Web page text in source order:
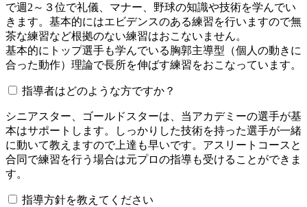
で週2～３位で礼儀、マナー、野球の知識や技術を学んでい
きます。基本的にはエビデンスのある練習を行いますので無
茶な練習など根拠のない練習はおこないません。
基本的にトップ選手も学んでいる胸郭主導型（個人の動きに
合った動作）理論で長所を伸ばす練習をおこなっています。
指導者はどのような方ですか？
シニアスター、ゴールドスターは、当アカデミーの選手が基
本はサポートします。しっかりした技術を持った選手が一緒
に動いて教えますので上達も早いです。アスリートコースと
合同で練習を行う場合は元プロの指導も受けることができま
す。
指導方針を教えてください